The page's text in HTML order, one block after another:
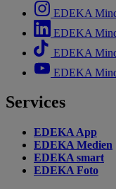
EDEKA
EDEKA
EDEKA
EDEKA
Services
EDEKA App
EDEKA Medien
EDEKA smart
EDEKA Foto